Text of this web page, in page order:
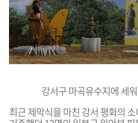
강서구 마곡유수지에 세
최근 제막식을 마친 강서 평화의